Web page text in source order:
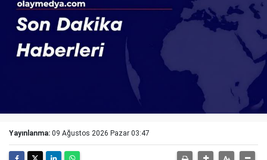
Yayınlanma: 09 Ağustos 2026 Pazar 03:47